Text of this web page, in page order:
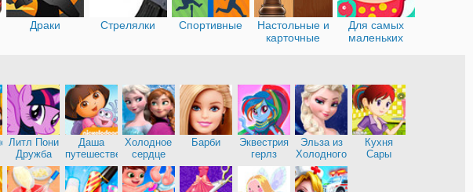
Драки Стрелялки Спортивные
Настольные и
карточные
Для самых
маленьких
Литл Пони
Дружба
Даша
путешественница
Холодное
сердце
Барби
Эквестрия
герлз
Эльза из
Холодного
сердца
Кухня
Сары